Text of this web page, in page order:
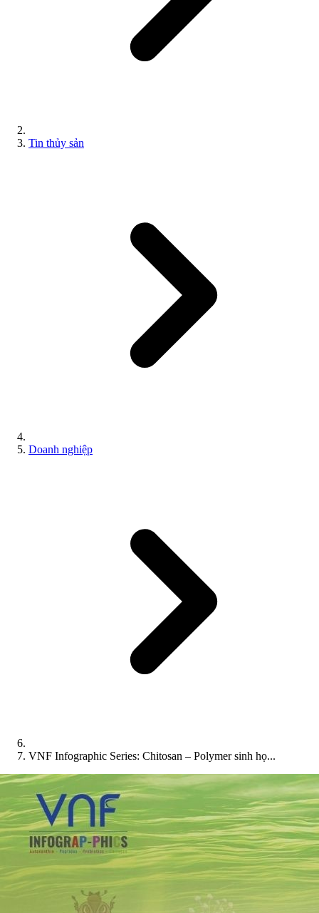
Tin thủy sản
Doanh nghiệp
VNF Infographic Series: Chitosan – Polymer sinh họ...